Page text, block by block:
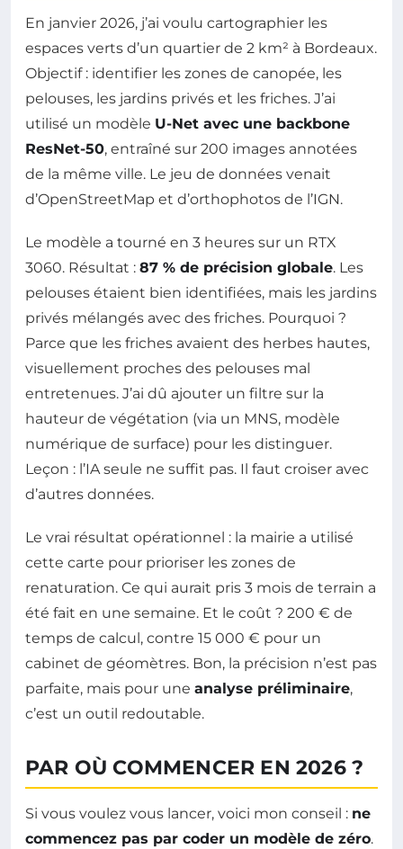
En janvier 2026, j’ai voulu cartographier les
espaces verts d’un quartier de 2 km² à Bordeaux.
Objectif : identifier les zones de canopée, les
pelouses, les jardins privés et les friches. J’ai
utilisé un modèle U-Net avec une backbone
ResNet-50, entraîné sur 200 images annotées
de la même ville. Le jeu de données venait
d’OpenStreetMap et d’orthophotos de l’IGN.
Le modèle a tourné en 3 heures sur un RTX
3060. Résultat : 87 % de précision globale. Les
pelouses étaient bien identifiées, mais les jardins
privés mélangés avec des friches. Pourquoi ?
Parce que les friches avaient des herbes hautes,
visuellement proches des pelouses mal
entretenues. J’ai dû ajouter un filtre sur la
hauteur de végétation (via un MNS, modèle
numérique de surface) pour les distinguer.
Leçon : l’IA seule ne suffit pas. Il faut croiser avec
d’autres données.
Le vrai résultat opérationnel : la mairie a utilisé
cette carte pour prioriser les zones de
renaturation. Ce qui aurait pris 3 mois de terrain a
été fait en une semaine. Et le coût ? 200 € de
temps de calcul, contre 15 000 € pour un
cabinet de géomètres. Bon, la précision n’est pas
parfaite, mais pour une analyse préliminaire,
c’est un outil redoutable.
PAR OÙ COMMENCER EN 2026 ?
Si vous voulez vous lancer, voici mon conseil : ne
commencez pas par coder un modèle de zéro.